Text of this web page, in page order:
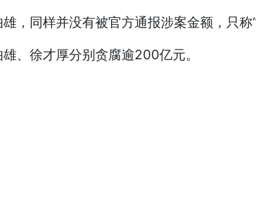
同样并没有被官方通报涉案金额，只称
徐才厚分别贪腐逾200亿元。